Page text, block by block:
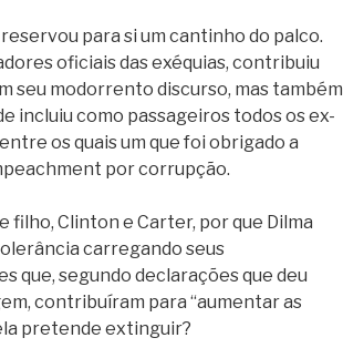
para si um cantinho do palco.
oficiais das exéquias, contribuiu
seu modorrento discurso, mas também
incluiu como passageiros todos os ex-
os quais um que foi obrigado a
por corrupção.
filho, Clinton e Carter, por que Dilma
carregando seus
que, segundo declarações que deu
contribuíram para “aumentar as
pretende extinguir?